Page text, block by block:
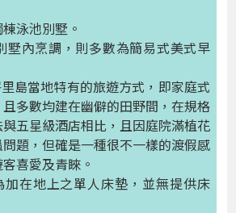
泳池別墅。
墅內烹調，則多數為簡易式美式早
島當地特有的旅遊方式，即家庭式
多數均建在幽僻的田野間，在規格
五星級酒店相比，且因庭院滿植花
題，但確是一種很不一樣的渡假感
喜愛及青睞。
加在地上之單人床墊，並無提供床